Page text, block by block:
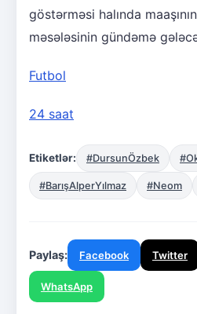
göstərməsi halında maaşının
məsələsinin gündəmə
Futbol
24 saat
Etiketlər: #DursunÖzbek
#BarışAlperYılmaz #Neom
Paylaş: Facebook Twitter
WhatsApp